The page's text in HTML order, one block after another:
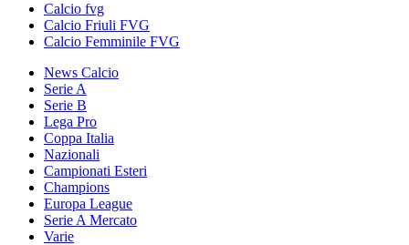
Calcio fvg
Calcio Friuli FVG
Calcio Femminile FVG
News Calcio
Serie A
Serie B
Lega Pro
Coppa Italia
Nazionali
Campionati Esteri
Champions
Europa League
Serie A Mercato
Varie